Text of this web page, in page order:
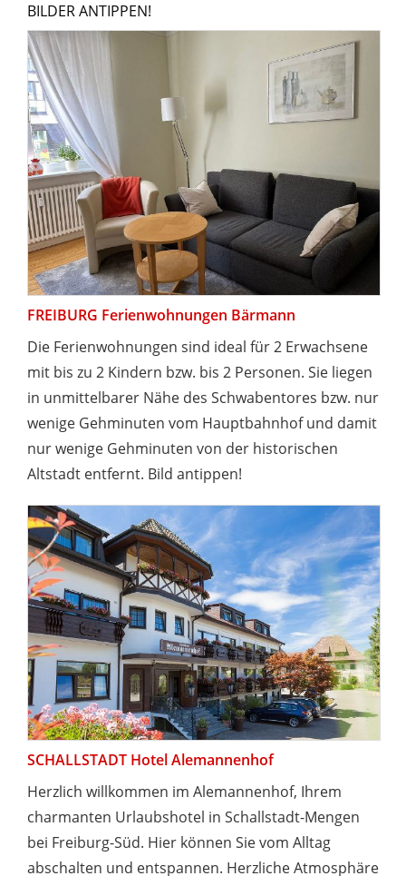
BILDER ANTIPPEN!
FREIBURG Ferienwohnungen Bärmann
Die Ferienwohnungen sind ideal für 2 Erwachsene
mit bis zu 2 Kindern bzw. bis 2 Personen. Sie liegen
in unmittelbarer Nähe des Schwabentores bzw. nur
wenige Gehminuten vom Hauptbahnhof und damit
nur wenige Gehminuten von der historischen
Altstadt entfernt. Bild antippen!
SCHALLSTADT Hotel Alemannenhof
Herzlich willkommen im Alemannenhof, Ihrem
charmanten Urlaubshotel in Schallstadt-Mengen
bei Freiburg-Süd. Hier können Sie vom Alltag
abschalten und entspannen. Herzliche Atmosphäre